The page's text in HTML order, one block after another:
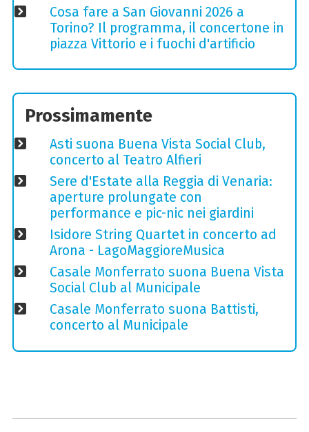
Cosa fare a San Giovanni 2026 a
Torino? Il programma, il concertone in
piazza Vittorio e i fuochi d'artificio
Prossimamente
Asti suona Buena Vista Social Club,
concerto al Teatro Alfieri
Sere d'Estate alla Reggia di Venaria:
aperture prolungate con
performance e pic-nic nei giardini
Isidore String Quartet in concerto ad
Arona - LagoMaggioreMusica
Casale Monferrato suona Buena Vista
Social Club al Municipale
Casale Monferrato suona Battisti,
concerto al Municipale